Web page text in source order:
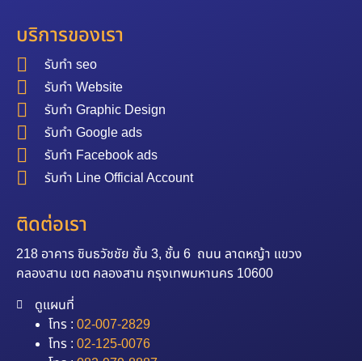
บริการของเรา
รับทำ seo
รับทำ Website
รับทำ Graphic Design
รับทำ Google ads
รับทำ Facebook ads
รับทำ Line Official Account
ติดต่อเรา
218 อาคาร ชินธวัชชัย ชั้น 3, ชั้น 6 ถนน ลาดหญ้า แขวง
คลองสาน เขต คลองสาน กรุงเทพมหานคร 10600
ดูแผนที่
โทร : 02-007-2829
โทร : 02-125-0076